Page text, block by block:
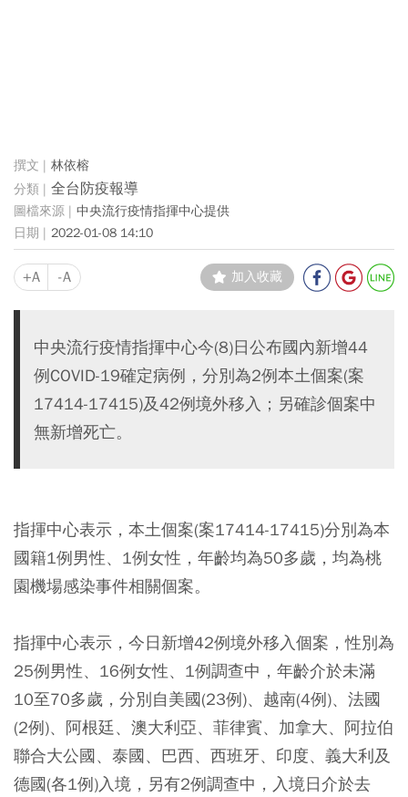
林依榕
全台防疫報導
中央流行疫情指揮中心提供
2022-01-08 14:10
+A -A 加入收藏
中央流行疫情指揮中心今(8)日公布國內新增44
例COVID-19確定病例，分別為2例本土個案(案
17414-17415)及42例境外移入；另確診個案中
無新增死亡。
指揮中心表示，本土個案(案17414-17415)分別為本
國籍1例男性、1例女性，年齡均為50多歲，均為桃
園機場感染事件相關個案。
指揮中心表示，今日新增42例境外移入個案，性別為
25例男性、16例女性、1例調查中，年齡介於未滿
10至70多歲，分別自美國(23例)、越南(4例)、法國
(2例)、阿根廷、澳大利亞、菲律賓、加拿大、阿拉伯
聯合大公國、泰國、巴西、西班牙、印度、義大利及
德國(各1例)入境，另有2例調查中，入境日介於去